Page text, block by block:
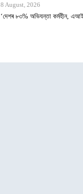
3 August, 2026
২৫ হাজাৰৰ স্ব-গণনা সম্পন্ন